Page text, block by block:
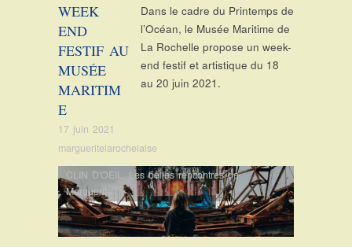
WEEK
END
FESTIF AU
MUSÉE
MARITIM
E
17 juin 2021
margueritelarochelaise
Dans le cadre du Printemps de
l’Océan, le Musée Maritime de
La Rochelle propose un week-
end festif et artistique du 18
au 20 juin 2021.
CLIN D'OEIL, Les belles rencontres de
Marguerite